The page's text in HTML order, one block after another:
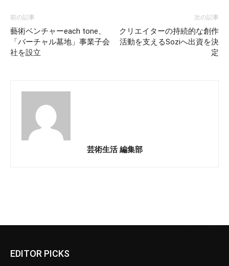
前の記事
藝術ベンチャーeach tone、
「バーチャル墓地」事業子会
社を設立
次の記事
クリエイターの持続的な創作
活動を支えるSoziへ出資を決
定
芸術生活 編集部
EDITOR PICKS